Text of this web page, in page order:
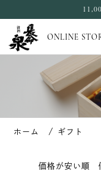
ONLINE
ギフト
価格が安い順